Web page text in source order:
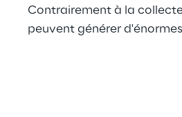
Contrairement à la
peuvent générer